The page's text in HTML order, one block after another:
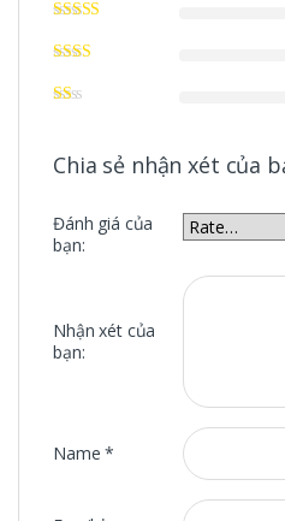
Chia sẻ nhận xét của
Đánh giá của
bạn:
Nhận xét của
bạn:
Name*